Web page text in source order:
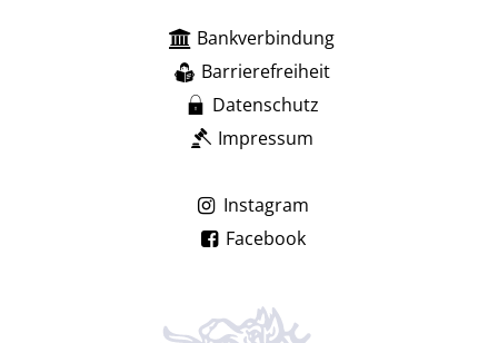
Bankverbindung
Barrierefreiheit
Datenschutz
Impressum
Instagram
Facebook